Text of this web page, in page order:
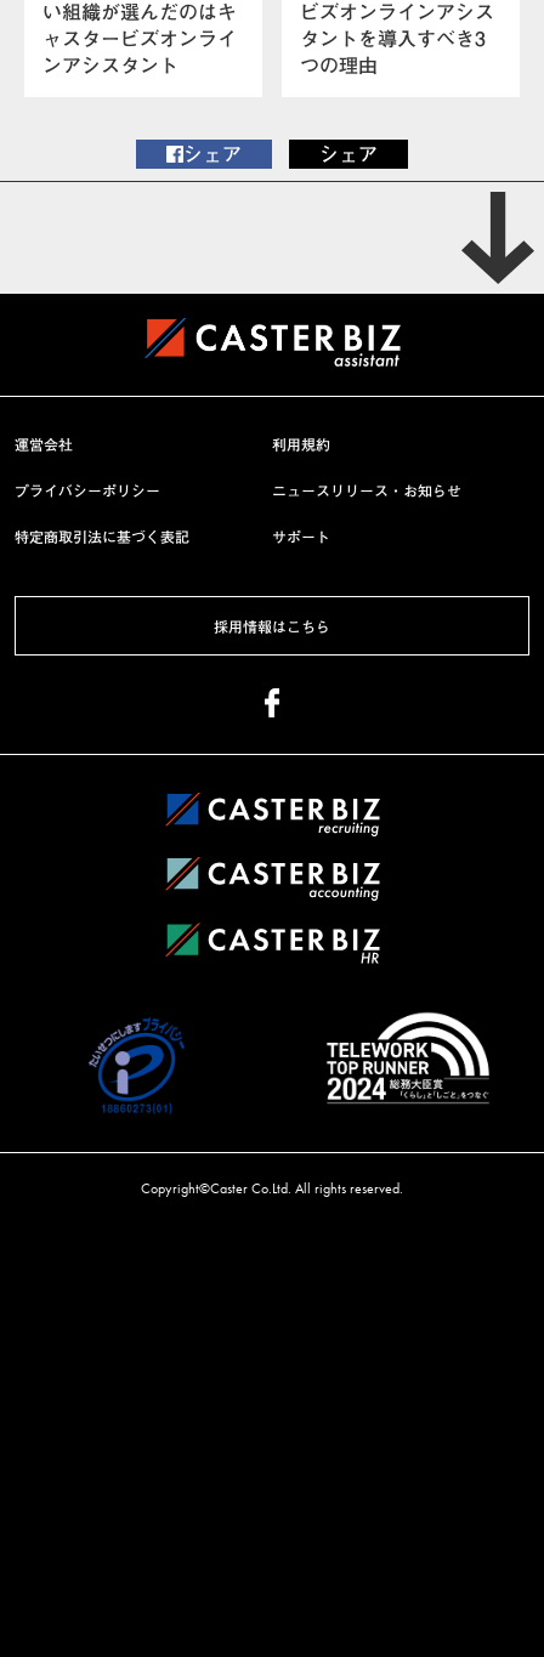
い組織が選んだのはキ
ャスタービズオンライ
ンアシスタント
ビズオンラインアシス
タントを導入すべき3
つの理由
シェア シェア
運営会社 利用規約
プライバシーポリシー ニュースリリース・お知らせ
特定商取引法に基づく表記 サポート
採用情報はこちら
Copyright©Caster Co.Ltd. All rights reserved.